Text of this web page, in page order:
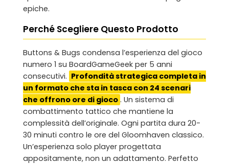
epiche.
Perché Scegliere Questo Prodotto
Buttons & Bugs condensa l’esperienza del gioco
numero 1 su BoardGameGeek per 5 anni
consecutivi. Profondità strategica completa in
un formato che sta in tasca con 24 scenari
che offrono ore di gioco . Un sistema di
combattimento tattico che mantiene la
complessità dell’originale. Ogni partita dura 20-
30 minuti contro le ore del Gloomhaven classico.
Un’esperienza solo player progettata
appositamente, non un adattamento. Perfetto